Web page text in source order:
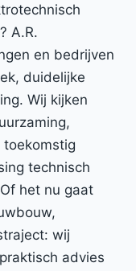
A.R.
en bedrijven
duidelijke
Wij kijken
technisch
het nu gaat
wij
advies